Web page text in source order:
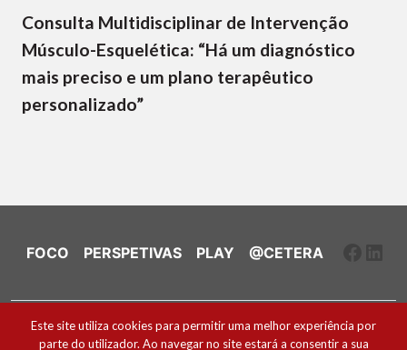
Consulta Multidisciplinar de Intervenção
Músculo-Esquelética: “Há um diagnóstico
mais preciso e um plano terapêutico
personalizado”
FOCO PERSPETIVAS PLAY @CETERA
Ficha Técnica e Estatuto Editorial
Este site utiliza cookies para permitir uma melhor experiência por
parte do utilizador. Ao navegar no site estará a consentir a sua